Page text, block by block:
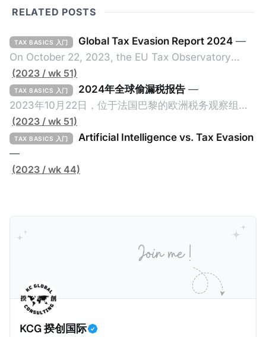
RELATED POSTS
TAX BASICS 入门 Global Tax Evasion Report 2024 —
On October 22, 2023, the EU Tax Observatory
(referred to as the "Observatory" in this article),
headquartered in Paris, France, released its 91-
page Global Tax Evasion Report 2024 (referred to
as the "Report" in this article). This comprehensive
report, crafted by over 100 researchers, provides
(2023 / wk 51)
TAX BASICS 入门 2024年全球偷漏税报告 —
2023年10月22日，位于法国巴黎的欧洲税务观察组织
（EU Tax Observatory，本文简称组织）发布了一共
91页的《Global Tax Evasion Report 2024》（2024
年全球偷漏税报告，本文简称报告）。这份报告由超过
100位研究人员精心打造，含金量高，对过去10年来全
果提出未来的全球反避税方案。我们在这个系列文章中
将为大家解读这一份报告，有兴趣阅读原文的粉丝们请
点击上述链接以下载报告原文。 请注意，这份报告提到
的偷漏税是从税务的公平性角度来看偷漏税：富人大企
业应该承担较大的税费。换言之，即便富人大企业所在
的避税行为是合法的，在这份报告也会视为偷漏税。 这
一份报告主要分为七个部分，包括： * 内容摘要总结了
六项全球偷漏税及国际税务竞争的新发现，以及提出防
(2023 / wk 51)
TAX BASICS 入门
Artificial Intelligence vs. Tax Evasion
—
(2023 / wk 44)
KCG 揆创国际